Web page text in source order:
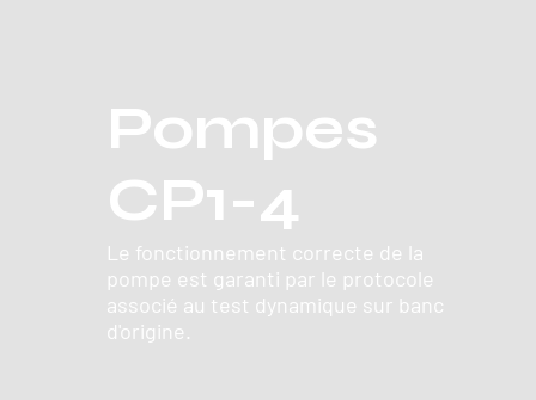
Pompes
CP1-4
Le fonctionnement correcte de la
pompe est garanti par le protocole
associé au test dynamique sur banc
d'origine.